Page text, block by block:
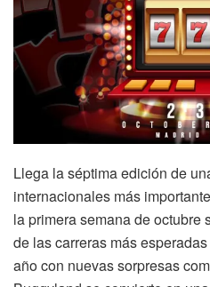
Llega la séptima edición de
internacionales más
la primera semana de octubre
de las carreras más
año con nuevas sorpresas